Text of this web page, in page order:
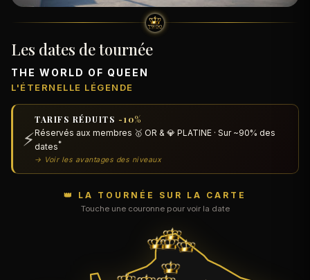
Les dates de tournée
THE WORLD OF QUEEN
L'ÉTERNELLE LÉGENDE
⚡
TARIFS RÉDUITS -10%
Réservés aux membres 🥇 OR & 💎 PLATINE · Sur ~90% des
dates*
→ Voir les avantages des niveaux
👑 LA TOURNÉE SUR LA CARTE
Touche une couronne pour voir la date